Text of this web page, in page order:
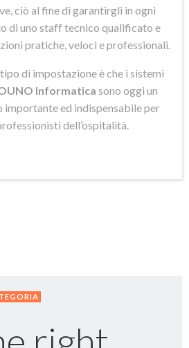
ciò al fine di garantirgli in ogni
di uno staff tecnico qualificato e
pratiche, veloci e professionali.
di impostazione è che i sistemi
Informatica sono oggi un
ed indispensabile per
dell’ospitalità.